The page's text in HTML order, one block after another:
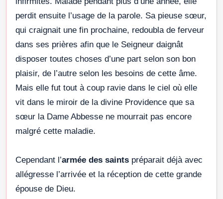
perdit ensuite l’usage de la parole. Sa pieuse sœur,
qui craignait une fin prochaine, redoubla de ferveur
dans ses prières afin que le Seigneur daignât
disposer toutes choses d’une part selon son bon
plaisir, de l’autre selon les besoins de cette âme.
Mais elle fut tout à coup ravie dans le ciel où elle
vit dans le miroir de la divine Providence que sa
sœur la Dame Abbesse ne mourrait pas encore
malgré cette maladie.
Cependant l’armée des saints préparait déjà avec
allégresse l’arrivée et la réception de cette grande
épouse de Dieu.